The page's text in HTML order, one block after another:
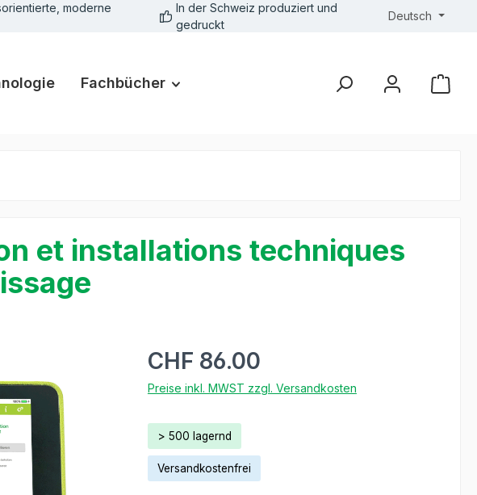
moderne
In der Schweiz produziert und
gedruckt
Deutsch
Fachbücher
et installations techniques
CHF 86.00
Preise inkl. MWST zzgl. Versandkosten
> 500 lagernd
Versandkostenfrei